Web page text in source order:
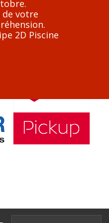
de votre
2D Piscine